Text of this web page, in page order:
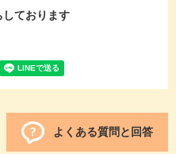
ております
よくある質問と回答